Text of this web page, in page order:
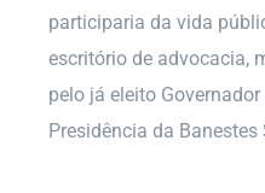
participaria da vida
escritório de advocacia,
pelo já eleito
Presidência da Banestes